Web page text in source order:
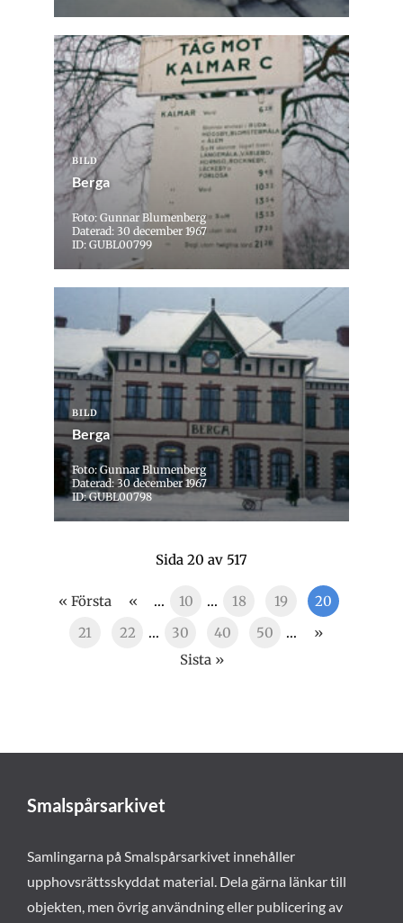
BILD
Berga
Foto: Gunnar Blumenberg
Daterad: 30 december 1967
ID: GUBL00799
BILD
Berga
Foto: Gunnar Blumenberg
Daterad: 30 december 1967
ID: GUBL00798
Sida 20 av 517
« Första « ... 10 ... 18 19
20
21
22 ... 30 40 50 ...
»
Sista »
Smalspårsarkivet
Samlingarna på Smalspårsarkivet innehåller
upphovsrättsskyddat material. Dela gärna länkar till
objekten, men övrig användning eller publicering av